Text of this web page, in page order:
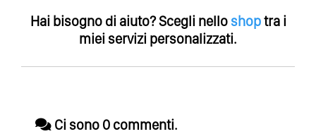
Hai bisogno di aiuto?Scegli nello shoptra i
miei servizi personalizzati.
Ci sono 0 commenti.